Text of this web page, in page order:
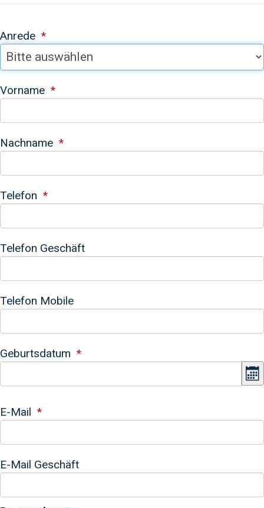
Anrede
Vorname
Nachname
Telefon
Telefon Geschäft
Telefon Mobile
Geburtsdatum
E-Mail
E-Mail Geschäft